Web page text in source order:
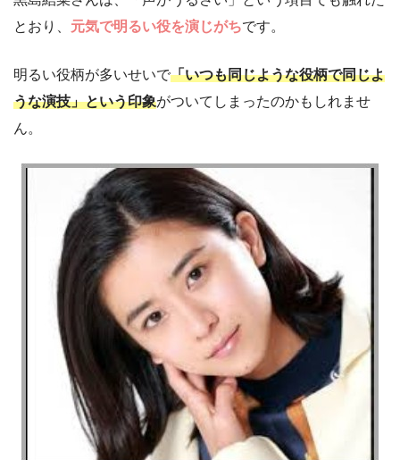
とおり、 元気で明るい役を演じがちです。
明るい役柄が多いせいで「いつも同じような役柄で同じよ
うな演技」という印象がついてしまったのかもしれませ
ん。